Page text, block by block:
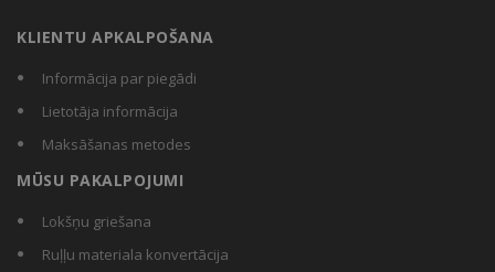
KLIENTU APKALPOŠANA
Informācija par piegādi
Lietotāja informācija
Maksāšanas metodes
MŪSU PAKALPOJUMI
Lokšņu griešana
Ruļļu materiala konvertācija